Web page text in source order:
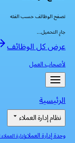
تصفح الوظائف حسب الفئه
جارٍ التحميل...
عرض كل الوظائف
لأصحاب العمل
الرئيسية
نظام إدارة العملاء
وحدة إدارة العملاءإدارة